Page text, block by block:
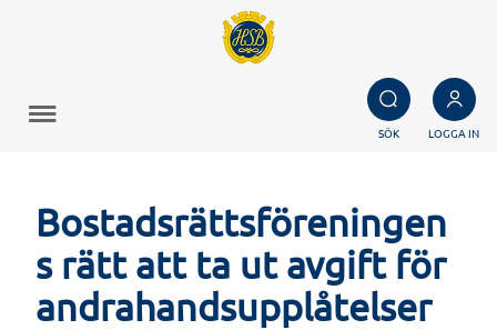
SÖK LOGGA IN
Bostadsrättsföreningen
s rätt att ta ut avgift för
andrahandsupplåtelser